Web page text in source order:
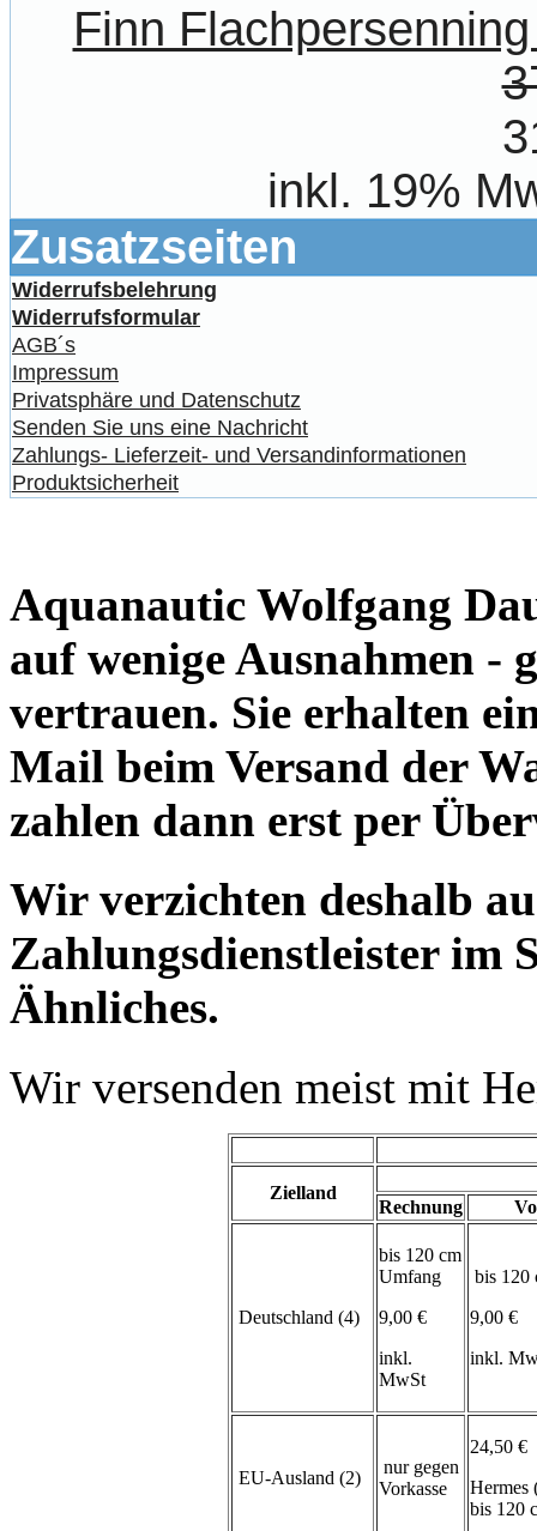
Finn
inkl. 19%
Zusatzseiten
Widerrufsbelehrung
Widerrufsformular
AGB´s
Impressum
Privatsphäre und Datenschutz
Senden Sie uns eine Nachricht
Zahlungs- Lieferzeit- und Versandinformationen
Produktsicherheit
Aquanautic Wolfgang
auf wenige Ausnahmen -
vertrauen. Sie erhalten
Mail beim Versand der
zahlen dann erst per
Wir verzichten deshalb
Zahlungsdienstleister im
Ähnliches.
Wir versenden meist mit
Zielland
Rechnung
Deutschland (4)
bis 120 cm
Umfang
9,00 €
inkl.
MwSt
bis 120
9,00 €
inkl.
EU-Ausland (2)
nur gegen
Vorkasse
24,50 €
Hermes
bis 120